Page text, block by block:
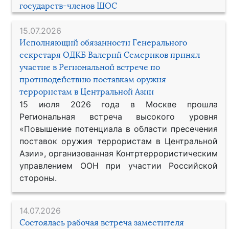
государств-членов ШОС
15.07.2026
Исполняющий обязанности Генерального
секретаря ОДКБ Валерий Семериков принял
участие в Региональной встрече по
противодействию поставкам оружия
террористам в Центральной Азии
15 июля 2026 года в Москве прошла
Региональная встреча высокого уровня
«Повышение потенциала в области пресечения
поставок оружия террористам в Центральной
Азии», организованная Контртеррористическим
управлением ООН при участии Российской
стороны.
14.07.2026
Состоялась рабочая встреча заместителя